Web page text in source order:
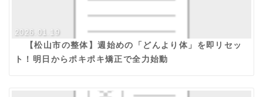
2026.01.19
【松山市の整体】週始めの「どんより体」を即リセッ
ト！明日からポキポキ矯正で全力始動